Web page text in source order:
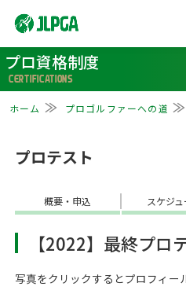
プロ資格制度
CERTIFICATIONS
ホーム プロゴルファーへの道
プロテスト
概要・申込 スケジ
【2022】最終プロ
写真をクリックするとプロフィー